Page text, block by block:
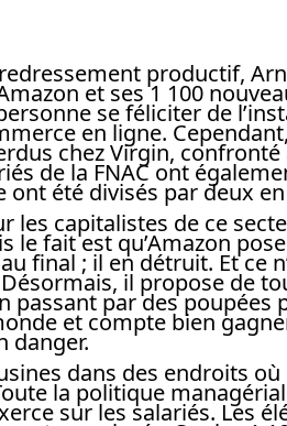
productif,
et ses 1 100
se féliciter de
en ligne. Cependant,
chez Virgin,
de la FNAC ont
ont été divisés par deux
les capitalistes de ce
le fait est qu’Amazon
final ; il en détruit. Et ce
il propose de
passant par des poupées
et compte bien
danger.
dans des endroits
la politique
sur les salariés. Les